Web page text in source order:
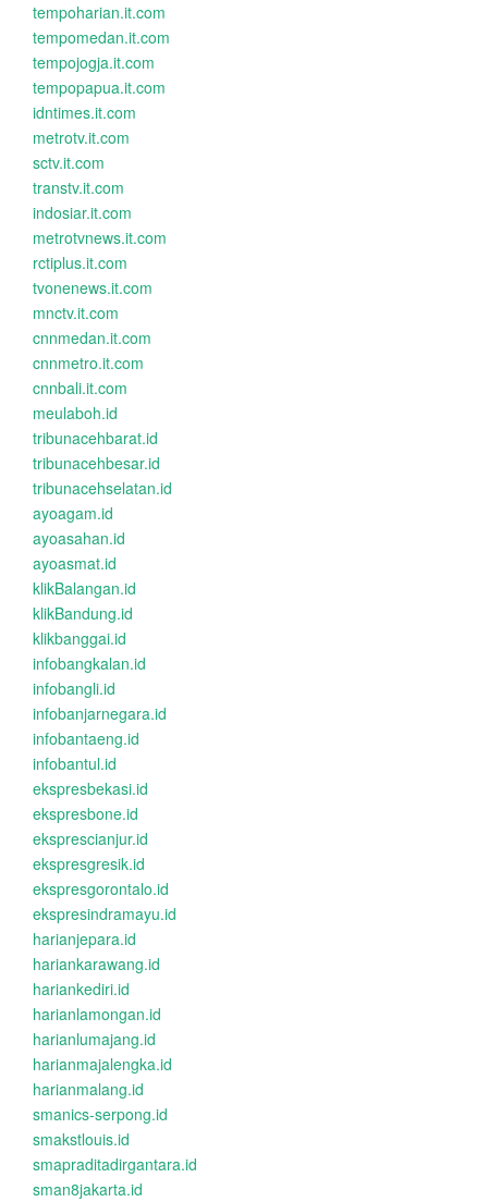
tempoharian.it.com
tempomedan.it.com
tempojogja.it.com
tempopapua.it.com
idntimes.it.com
metrotv.it.com
sctv.it.com
transtv.it.com
indosiar.it.com
metrotvnews.it.com
rctiplus.it.com
tvonenews.it.com
mnctv.it.com
cnnmedan.it.com
cnnmetro.it.com
cnnbali.it.com
meulaboh.id
tribunacehbarat.id
tribunacehbesar.id
tribunacehselatan.id
ayoagam.id
ayoasahan.id
ayoasmat.id
klikBalangan.id
klikBandung.id
klikbanggai.id
infobangkalan.id
infobangli.id
infobanjarnegara.id
infobantaeng.id
infobantul.id
ekspresbekasi.id
ekspresbone.id
eksprescianjur.id
ekspresgresik.id
ekspresgorontalo.id
ekspresindramayu.id
harianjepara.id
hariankarawang.id
hariankediri.id
harianlamongan.id
harianlumajang.id
harianmajalengka.id
harianmalang.id
smanics-serpong.id
smakstlouis.id
smapraditadirgantara.id
sman8jakarta.id